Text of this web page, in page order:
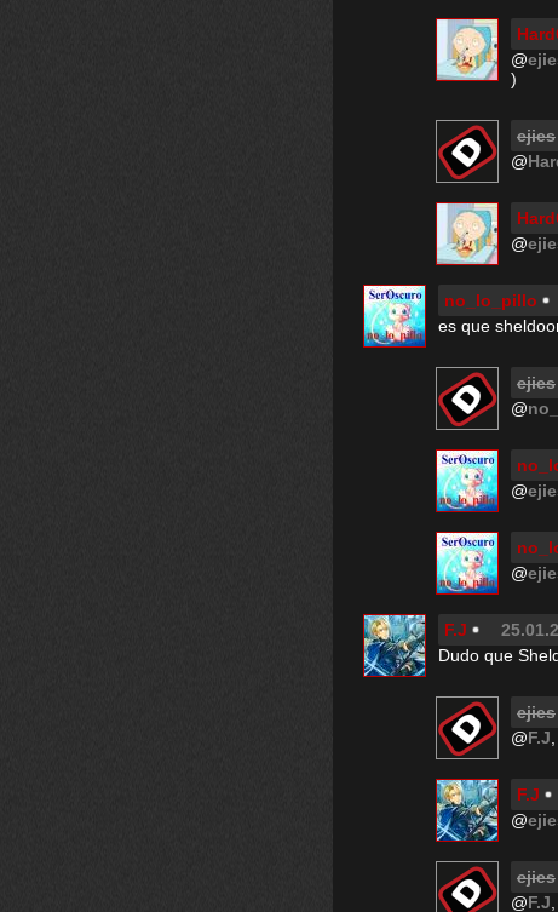
@
)
ejies
@
@
no_lo_pillo
es que
ejies
@
@
@
F.J
Dudo que
ejies
@F.J
F.J
@
ejies
@F.J